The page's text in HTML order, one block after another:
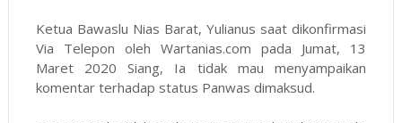
Ketua Bawaslu Nias Barat, Yulianus saat dikonfirmasi
Via Telepon oleh Wartanias.com pada Jumat, 13
Maret 2020 Siang, Ia tidak mau menyampaikan
komentar terhadap status Panwas dimaksud.